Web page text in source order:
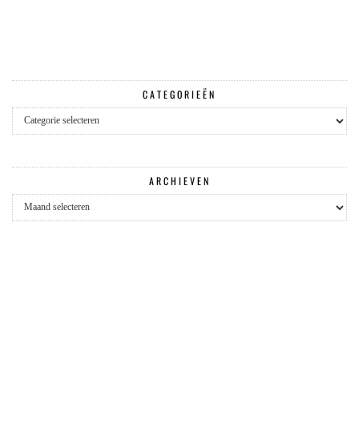
CATEGORIEËN
Categorieën
ARCHIEVEN
Archieven